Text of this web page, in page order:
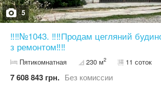
5
‼️‼️№1043. ‼️‼️Продам цегляний
з ремонтом‼️‼️
Пятикомнатная 230 м2 11 соток
7 608 843 грн. Без комиссии